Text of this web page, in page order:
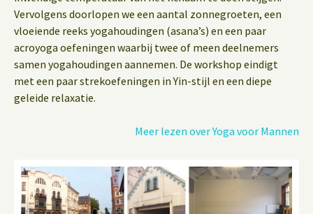
Vervolgens doorlopen we een aantal zonnegroeten, een
vloeiende reeks yogahoudingen (asana’s) en een paar
acroyoga oefeningen waarbij twee of meen deelnemers
samen yogahoudingen aannemen. De workshop eindigt
met een paar strekoefeningen in Yin-stijl en een diepe
geleide relaxatie.
Meer lezen over Yoga voor Mannen